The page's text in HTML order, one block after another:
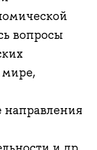
вопросы
мире,